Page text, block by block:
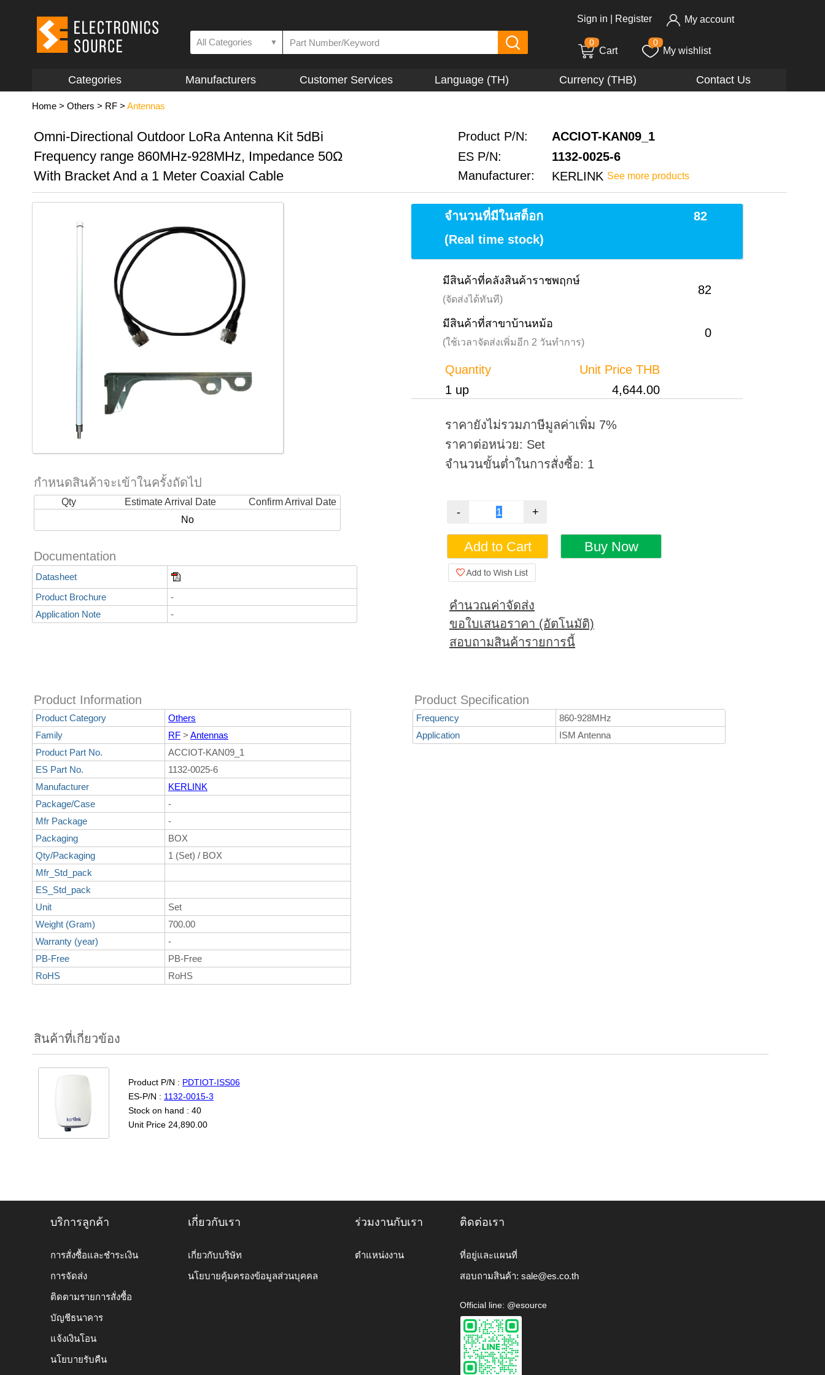
All Categories ▼
Sign in Register My account
0
Cart
0
My wishlist
Categories Manufacturers Customer Services Language (TH) Currency (THB) Contact Us
Home > Others > RF > Antennas
Omni-Directional Outdoor LoRa Antenna Kit 5dBi Product P/N: ACCIOT-KAN09_1
Frequency range 860MHz-928MHz, Impedance 50Ω ES P/N: 1132-0025-6
With Bracket And a 1 Meter Coaxial Cable Manufacturer: KERLINK See more products
กำหนดสินค้าจะเข้าในครั้งถัดไป
Qty Estimate Arrival Date
Confirm Arrival Date
No
Documentation
Datasheet
Product Brochure
-
Application Note
-
จำนวนที่มีในสต็อก
82
(Real time stock)
มีสินค้าที่คลังสินค้าราชพฤกษ์
(จัดส่งได้ทันที)
82
มีสินค้าที่สาขาบ้านหม้อ
(ใช้เวลาจัดส่งเพิ่มอีก 2 วันทำการ)
0
Quantity
Unit Price THB
1 up
4,644.00
ราคายังไม่รวมภาษีมูลค่าเพิ่ม 7%
ราคาต่อหน่วย: Set
จำนวนขั้นต่ำในการสั่งซื้อ: 1
คำนวณค่าจัดส่ง
ขอใบเสนอราคา (อัตโนมัติ)
สอบถามสินค้ารายการนี้
Product Information
Product Category
Others
Family
RF > Antennas
Product Part No.
ACCIOT-KAN09_1
ES Part No.
1132-0025-6
Manufacturer
KERLINK
Package/Case
-
Mfr Package
-
Packaging
BOX
Qty/Packaging
1 (Set) / BOX
Mfr_Std_pack
ES_Std_pack
Unit
Set
Weight (Gram)
700.00
Warranty (year)
-
PB-Free
PB-Free
RoHS
RoHS
Product Specification
Frequency
860-928MHz
Application
ISM Antenna
สินค้าที่เกี่ยวข้อง
Product P/N : PDTIOT-ISS06
ES-P/N : 1132-0015-3
Stock on hand : 40
Unit Price 24,890.00
บริการลูกค้า
การสั่งซื้อและชำระเงิน
การจัดส่ง
ติดตามรายการสั่งซื้อ
บัญชีธนาคาร
แจ้งเงินโอน
นโยบายรับคืน
เกี่ยวกับเรา
เกี่ยวกับบริษัท
นโยบายคุ้มครองข้อมูลส่วนบุคคล
ร่วมงานกับเรา
ตำแหน่งงาน
ติดต่อเรา
ที่อยู่และแผนที่
สอบถามสินค้า: sale@es.co.th
Official line: @esource